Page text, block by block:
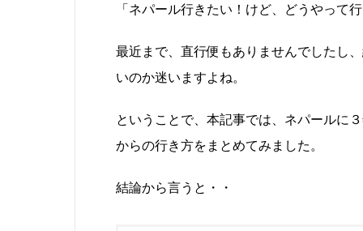
「ネパール行きたい！けど、どうやって
最近まで、直行便もありませんでしたし
いのか迷いますよね。
ということで、本記事では、ネパールに
からの行き方をまとめてみました。
結論から言うと・・